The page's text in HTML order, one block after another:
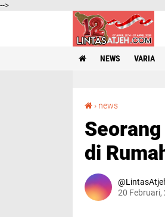
-->
NEWS VARIA
› news
di
20 Februari,